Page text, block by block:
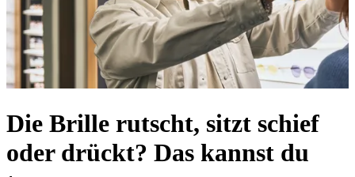
Die Brille rutscht, sitzt schief
oder drückt? Das kannst du